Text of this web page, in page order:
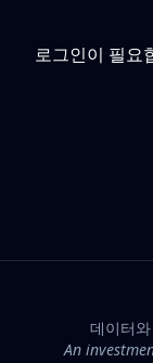
로그인이 필요
데이터
An